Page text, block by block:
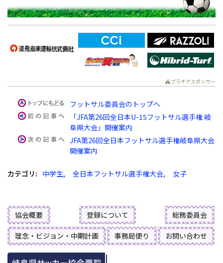
プラチナスポンサー
フットサル委員会のトップへ
「JFA第26回全日本U-15フットサル選手権 岐
阜県大会」開催案内
JFA第26回全日本フットサル選手権岐阜県大会
開催案内
カテゴリ : 中学生, 全日本フットサル選手権大会, 女子
協会概要 登録について 総務委員会
理念・ビジョン・中期計画 事務局便り お問い合わせ